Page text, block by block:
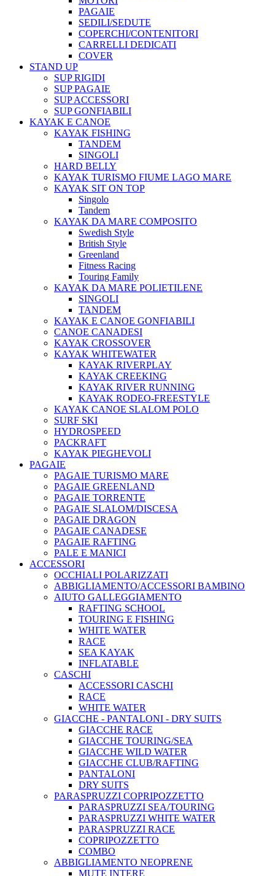
PAGAIE
SEDILI/SEDUTE
COPERCHI/CONTENITORI
CARRELLI DEDICATI
COVER
STAND UP
SUP RIGIDI
SUP PAGAIE
SUP ACCESSORI
SUP GONFIABILI
KAYAK E CANOE
KAYAK FISHING
TANDEM
SINGOLI
HARD BELLY
KAYAK TURISMO FIUME LAGO MARE
KAYAK SIT ON TOP
Singolo
Tandem
KAYAK DA MARE COMPOSITO
Swedish Style
British Style
Greenland
Fitness Racing
Touring Family
KAYAK DA MARE POLIETILENE
SINGOLI
TANDEM
KAYAK E CANOE GONFIABILI
CANOE CANADESI
KAYAK CROSSOVER
KAYAK WHITEWATER
KAYAK RIVERPLAY
KAYAK CREEKING
KAYAK RIVER RUNNING
KAYAK RODEO-FREESTYLE
KAYAK CANOE SLALOM POLO
SURF SKI
HYDROSPEED
PACKRAFT
KAYAK PIEGHEVOLI
PAGAIE
PAGAIE TURISMO MARE
PAGAIE GREENLAND
PAGAIE TORRENTE
PAGAIE SLALOM/DISCESA
PAGAIE DRAGON
PAGAIE CANADESE
PAGAIE RAFTING
PALE E MANICI
ACCESSORI
OCCHIALI POLARIZZATI
ABBIGLIAMENTO/ACCESSORI BAMBINO
AIUTO GALLEGGIAMENTO
RAFTING SCHOOL
TOURING E FISHING
WHITE WATER
RACE
SEA KAYAK
INFLATABLE
CASCHI
ACCESSORI CASCHI
RACE
WHITE WATER
GIACCHE - PANTALONI - DRY SUITS
GIACCHE RACE
GIACCHE TOURING/SEA
GIACCHE WILD WATER
GIACCHE CLUB/RAFTING
PANTALONI
DRY SUITS
PARASPRUZZI COPRIPOZZETTO
PARASPRUZZI SEA/TOURING
PARASPRUZZI WHITE WATER
PARASPRUZZI RACE
COPRIPOZZETTO
COMBO
ABBIGLIAMENTO NEOPRENE
MUTE INTERE